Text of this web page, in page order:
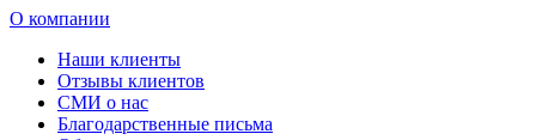
О компании
Наши клиенты
Отзывы клиентов
СМИ о нас
Благодарственные письма